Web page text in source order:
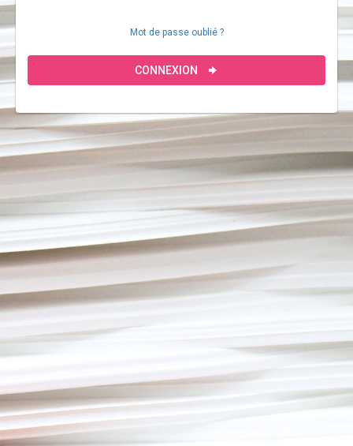
Mot de passe oublié ?
CONNEXION